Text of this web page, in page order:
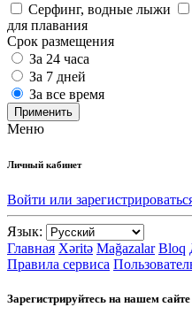
Серфинг, водные лыжи
для плавания
Срок размещения
За 24 часа
За 7 дней
За все время
Применить
Меню
Личный кабинет
Войти или
Язык:
Главная Xəritə Mağazalar Bloq
Правила сервиса
Зарегистрируйтесь на нашем сайте